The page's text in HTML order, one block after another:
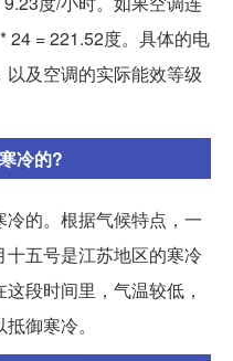
24 = 221.52度。具体的电
及空调的实际能效等级
冷的?
的。根据气候特点，一
五号是江苏地区的寒冷
段时间里，气温较低，
御寒冷。